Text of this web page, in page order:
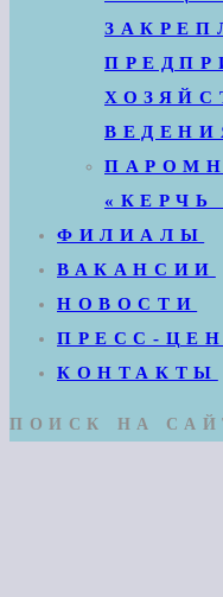
«КЕРЧЬ
ФИЛИАЛЫ
ВАКАНСИИ
НОВОСТИ
ПРЕСС-
КОНТАКТЫ
ПОИСК НА